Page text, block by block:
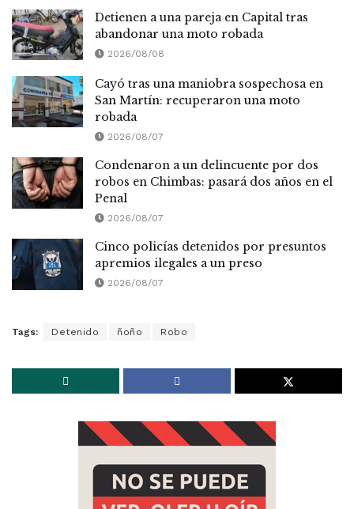
Detienen a una pareja en Capital tras
abandonar una moto robada
2026/08/08
Cayó tras una maniobra sospechosa en
San Martín: recuperaron una moto
robada
2026/08/07
Condenaron a un delincuente por dos
robos en Chimbas: pasará dos años en el
Penal
2026/08/07
Cinco policías detenidos por presuntos
apremios ilegales a un preso
2026/08/07
Tags: Detenido ñoño Robo